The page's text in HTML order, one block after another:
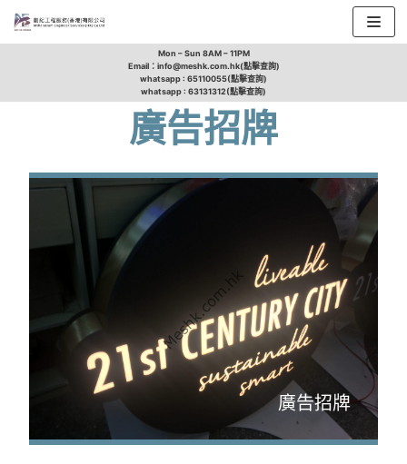
content
Mon – Sun 8AM – 11PM
Email：info@meshk.com.hk(點擊查詢)
whatsapp : 65110055(點擊查詢)
whatsapp : 63131312(點擊查詢)
廣告招牌
廣告招牌